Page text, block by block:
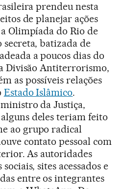
prendeu nesta
de planejar ações
Olimpíada do Rio de
batizada de
a poucos dias do
Divisão Antiterrorismo,
as possíveis relações
Estado Islâmico.
da Justiça,
deles teriam feito
ao grupo radical
contato pessoal com
As autoridades
sites acessados e
entre os integrantes